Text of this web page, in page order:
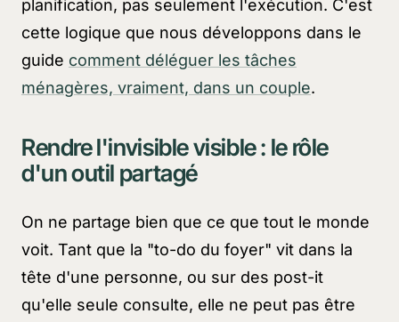
planification, pas seulement l'exécution. C'est
cette logique que nous développons dans le
guide comment déléguer les tâches
ménagères, vraiment, dans un couple.
Rendre l'invisible visible : le rôle
d'un outil partagé
On ne partage bien que ce que tout le monde
voit. Tant que la "to-do du foyer" vit dans la
tête d'une personne, ou sur des post-it
qu'elle seule consulte, elle ne peut pas être